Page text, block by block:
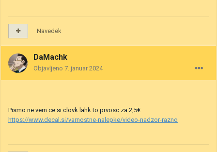
Navedek
DaMachk
Objavljeno 7. januar 2024
Pismo ne vem ce si clovk lahk to prvosc za 2,5€
https://www.decal.si/varnostne-nalepke/video-nadzor-razno